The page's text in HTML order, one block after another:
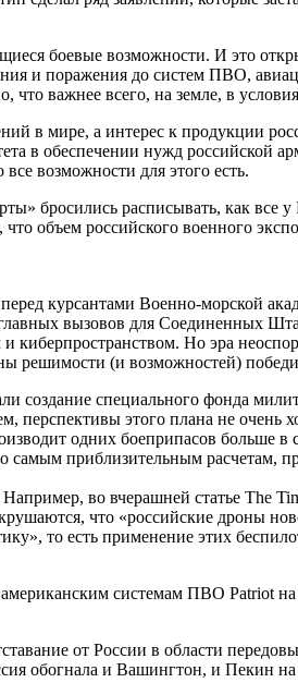
боевые возможности. И это
и поражения до систем ПВО,
важнее всего, на земле, в
в мире, а интерес к продукции
в обеспечении нужд российской
возможности для этого есть.
бросились расписывать, как все
объем российского военного
курсантами Военно-морской
вызовов для Соединенных
киберпространством. Но эра
решимости (и возможностей)
создание специального фонда
перспективы этого плана не очень
одних боеприпасов больше в
приблизительным расчетам,
во вчерашней статье The
что «российские дроны
то есть применение этих
системам ПВО Patriot
от России в области
обогнала и Вашингтон, и Пекин